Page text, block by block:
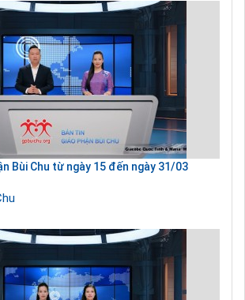
Bùi Chu từ ngày 15 đến ngày 31/03